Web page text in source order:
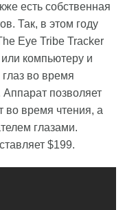
есть собственная
Так, в этом году
Eye Tribe Tracker
или компьютеру и
во время
позволяет
во время чтения, а
глазами.
$199.